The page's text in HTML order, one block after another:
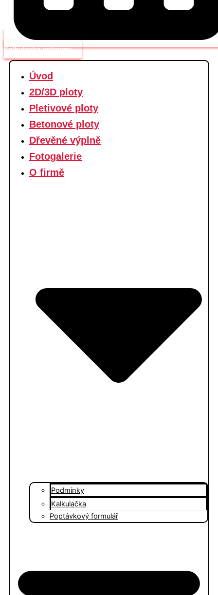
Kalkulačka oplocení
Úvod
2D/3D ploty
Pletivové ploty
Betonové ploty
Dřevěné výplně
Fotogalerie
O firmě
Podmínky
Kalkulačka
Poptávkový formulář